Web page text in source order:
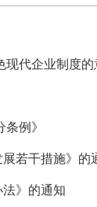
现代企业制度的
例》
若干措施》的
》的通知